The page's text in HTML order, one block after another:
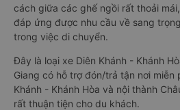
cách giữa các ghế ngồi rất thoải
đáp ứng được nhu cầu về sang
trong việc di chuyển.
Đây là loại xe Diên Khánh - Khánh
Giang có hỗ trợ đón/trả tận nơi miễn
Khánh - Khánh Hòa và nội thành
rất thuận tiện cho du khách.